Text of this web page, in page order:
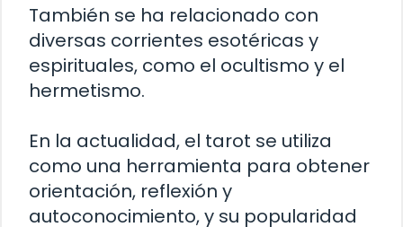
También se ha relacionado con
diversas corrientes esotéricas y
espirituales, como el ocultismo y el
hermetismo.
En la actualidad, el tarot se utiliza
como una herramienta para obtener
orientación, reflexión y
autoconocimiento, y su popularidad